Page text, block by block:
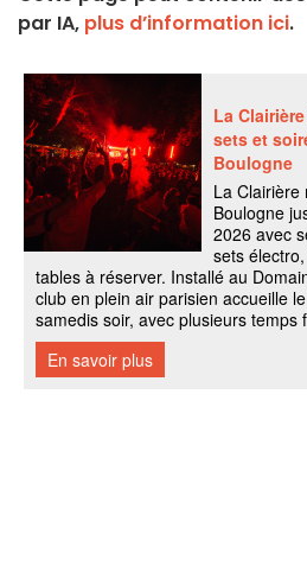
par IA, plus d’information ici.